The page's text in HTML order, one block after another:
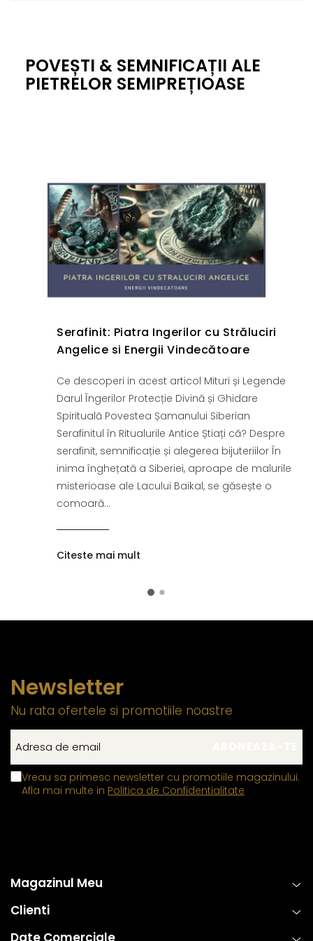
POVEȘTI & SEMNIFICAȚII ALE
PIETRELOR SEMIPREȚIOASE
Serafinit: Piatra Ingerilor cu Străluciri
Angelice si Energii Vindecătoare
Ce descoperi in acest articol Mituri și Legende
Darul Îngerilor Protecție Divină și Ghidare
Spirituală Povestea Șamanului Siberian
Serafinitul în Ritualurile Antice Știați că? Despre
serafinit, semnificație și alegerea bijuteriilor În
inima înghețată a Siberiei, aproape de malurile
misterioase ale Lacului Baikal, se găsește o
comoară...
Citeste mai mult
Newsletter
Nu rata ofertele si promotiile noastre
Vreau sa primesc newsletter cu promotiile magazinului.
Afla mai multe in Politica de Confidentialitate
Magazinul Meu
Clienti
Date Comerciale